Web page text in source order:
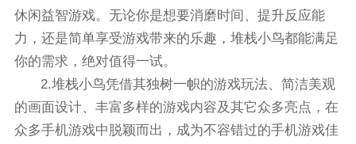
休闲益智游戏。无论你是想要消磨时间、提升反应能
力，还是简单享受游戏带来的乐趣，堆栈小鸟都能满足
你的需求，绝对值得一试。
2.堆栈小鸟凭借其独树一帜的游戏玩法、简洁美观
的画面设计、丰富多样的游戏内容及其它众多亮点，在
众多手机游戏中脱颖而出，成为不容错过的手机游戏佳